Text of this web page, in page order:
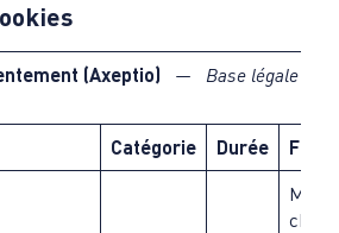
(Axeptio) — Base légale :
Catégorie Durée
choix